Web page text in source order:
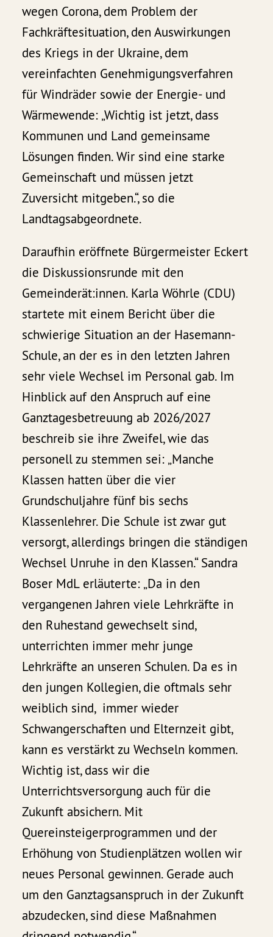
wegen Corona, dem Problem der
Fachkräftesituation, den Auswirkungen
des Kriegs in der Ukraine, dem
vereinfachten Genehmigungsverfahren
für Windräder sowie der Energie- und
Wärmewende: „Wichtig ist jetzt, dass
Kommunen und Land gemeinsame
Lösungen finden. Wir sind eine starke
Gemeinschaft und müssen jetzt
Zuversicht mitgeben.“, so die
Landtagsabgeordnete.
Daraufhin eröffnete Bürgermeister Eckert
die Diskussionsrunde mit den
Gemeinderät:innen. Karla Wöhrle (CDU)
startete mit einem Bericht über die
schwierige Situation an der Hasemann-
Schule, an der es in den letzten Jahren
sehr viele Wechsel im Personal gab. Im
Hinblick auf den Anspruch auf eine
Ganztagesbetreuung ab 2026/2027
beschreib sie ihre Zweifel, wie das
personell zu stemmen sei: „Manche
Klassen hatten über die vier
Grundschuljahre fünf bis sechs
Klassenlehrer. Die Schule ist zwar gut
versorgt, allerdings bringen die ständigen
Wechsel Unruhe in den Klassen.“ Sandra
Boser MdL erläuterte: „Da in den
vergangenen Jahren viele Lehrkräfte in
den Ruhestand gewechselt sind,
unterrichten immer mehr junge
Lehrkräfte an unseren Schulen. Da es in
den jungen Kollegien, die oftmals sehr
weiblich sind, immer wieder
Schwangerschaften und Elternzeit gibt,
kann es verstärkt zu Wechseln kommen.
Wichtig ist, dass wir die
Unterrichtsversorgung auch für die
Zukunft absichern. Mit
Quereinsteigerprogrammen und der
Erhöhung von Studienplätzen wollen wir
neues Personal gewinnen. Gerade auch
um den Ganztagsanspruch in der Zukunft
abzudecken, sind diese Maßnahmen